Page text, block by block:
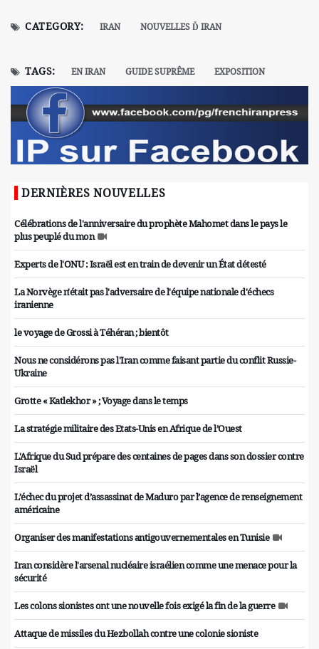
CATEGORY: IRAN NOUVELLES Ď IRAN
TAGS: EN IRAN GUIDE SUPRÊME EXPOSITION
DERNIÈRES NOUVELLES
Célébrations de l'anniversaire du prophète Mahomet dans le pays le
plus peuplé du mon
Experts de l'ONU : Israël est en train de devenir un État détesté
La Norvège n'était pas l'adversaire de l'équipe nationale d'échecs
iranienne
le voyage de Grossi à Téhéran ; bientôt
Nous ne considérons pas l'Iran comme faisant partie du conflit Russie-
Ukraine
Grotte « Katlekhor » ; Voyage dans le temps
La stratégie militaire des Etats-Unis en Afrique de l’Ouest
L'Afrique du Sud prépare des centaines de pages dans son dossier contre
Israël
L’échec du projet d’assassinat de Maduro par l’agence de renseignement
américaine
Organiser des manifestations antigouvernementales en Tunisie
Iran considère l'arsenal nucléaire israélien comme une menace pour la
sécurité
Les colons sionistes ont une nouvelle fois exigé la fin de la guerre
Attaque de missiles du Hezbollah contre une colonie sioniste